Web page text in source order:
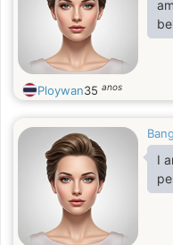
Ploywan35 anos
I